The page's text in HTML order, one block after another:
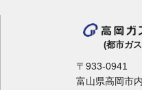
(都市ガ
〒933-0941
富山県高岡市